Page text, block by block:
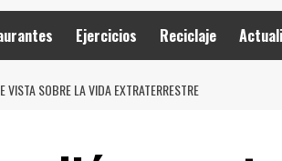
Ejercicios Reciclaje
SOBRE LA VIDA EXTRATERRESTRE